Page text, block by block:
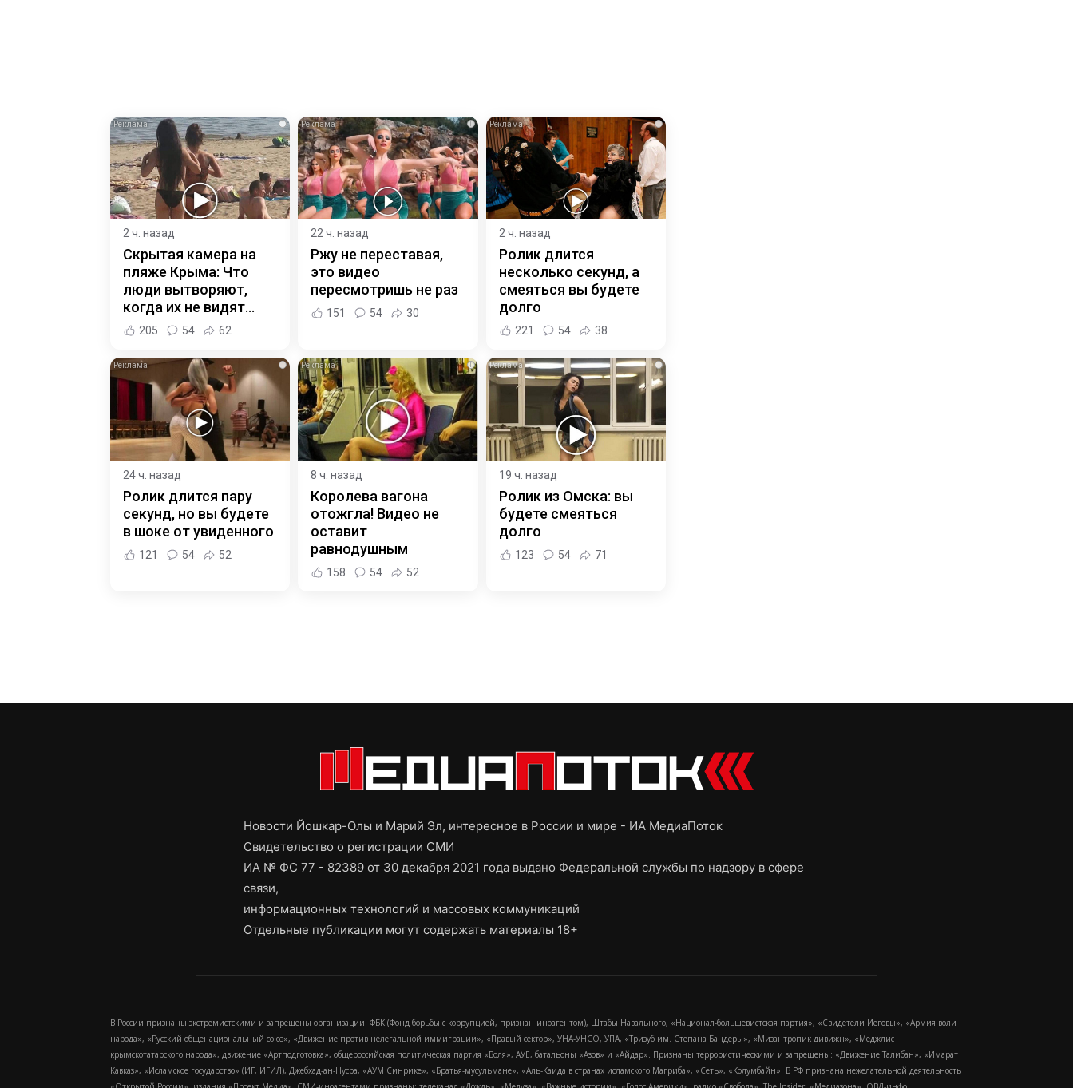
i
2 ч. назад
Скрытая камера на
пляже Крыма: Что
люди вытворяют,
когда их не видят...
205 54 62
i
22 ч. назад
Ржу не переставая,
это видео
пересмотришь не раз
151 54 30
i
2 ч. назад
Ролик длится
несколько секунд, а
смеяться вы будете
долго
221 54 38
i
24 ч. назад
Ролик длится пару
секунд, но вы будете
в шоке от увиденного
121 54 52
i
8 ч. назад
Королева вагона
отожгла! Видео не
оставит
равнодушным
158 54 52
i
19 ч. назад
Ролик из Омска: вы
будете смеяться
долго
123 54 71
Новости Йошкар-Олы и Марий Эл, интересное в России и мире - ИА МедиаПоток
Свидетельство о регистрации СМИ
ИА № ФС 77 - 82389 от 30 декабря 2021 года выдано Федеральной службы по надзору в сфере
связи,
информационных технологий и массовых коммуникаций
Отдельные публикации могут содержать материалы 18+
В России признаны экстремистскими и запрещены организации: ФБК (Фонд борьбы с коррупцией, признан иноагентом), Штабы Навального, «Национал-большевистская партия», «Свидетели Иеговы», «Армия воли
народа», «Русский общенациональный союз», «Движение против нелегальной иммиграции», «Правый сектор», УНА-УНСО, УПА, «Тризуб им. Степана Бандеры», «Мизантропик дивижн», «Меджлис
крымскотатарского народа», движение «Артподготовка», общероссийская политическая партия «Воля», АУЕ, батальоны «Азов» и «Айдар». Признаны террористическими и запрещены: «Движение Талибан», «Имарат
Кавказ», «Исламское государство» (ИГ, ИГИЛ), Джебхад-ан-Нусра, «АУМ Синрике», «Братья-мусульмане», «Аль-Каида в странах исламского Магриба», «Сеть», «Колумбайн». В РФ признана нежелательной деятельность